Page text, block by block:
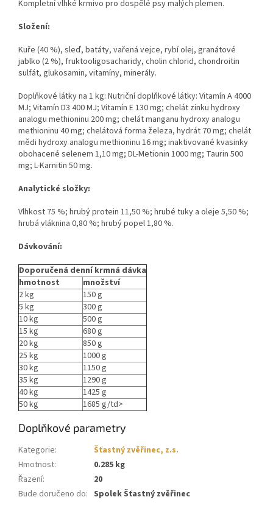
Kompletní vlhké krmivo pro dospělé psy malých plemen.
Složení:
Kuře (40 %), sleď, batáty, vařená vejce, rybí olej, granátové
jablko (2 %), fruktooligosacharidy, cholin chlorid, chondroitin
sulfát, glukosamin, vitamíny, minerály.
Doplňkové látky na 1 kg: Nutriční doplňkové látky: Vitamín A 4000
MJ; Vitamín D3 400 MJ; Vitamín E 130 mg; chelát zinku hydroxy
analogu methioninu 200 mg; chelát manganu hydroxy analogu
methioninu 40 mg; chelátová forma železa, hydrát 70 mg; chelát
mědi hydroxy analogu methioninu 16 mg; inaktivované kvasinky
obohacené selenem 1,10 mg; DL-Metionin 1000 mg; Taurin 500
mg; L-Karnitin 50 mg.
Analytické složky:
Vlhkost 75 %; hrubý protein 11,50 %; hrubé tuky a oleje 5,50 %;
hrubá vláknina 0,80 %; hrubý popel 1,80 %.
Dávkování:
Doporučená denní krmná dávka
hmotnost
množství
2 kg
150 g
5 kg
300 g
10 kg
500 g
15 kg
680 g
20 kg
850 g
25 kg
1000 g
30 kg
1150 g
35 kg
1290 g
40 kg
1425 g
50 kg
1685 g/td>
Doplňkové parametry
Kategorie:
Šťastný zvěřinec, z.s.
Hmotnost:
0.285 kg
Řazení:
20
Bude doručeno do: Spolek Šťastný zvěřinec